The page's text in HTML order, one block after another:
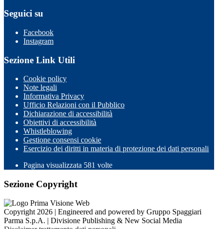
Seguici su
Facebook
Instagram
Sezione Link Utili
Cookie policy
Note legali
Informativa Privacy
Ufficio Relazioni con il Pubblico
Dichiarazione di accessibilità
Obiettivi di accessibilità
Whistleblowing
Gestione consensi cookie
Esercizio dei diritti in materia di protezione dei dati personali
Pagina visualizzata 581 volte
Sezione Copyright
Copyright 2026 | Engineered and powered by Gruppo Spaggiari
Parma S.p.A. | Divisione Publishing & New Social Media